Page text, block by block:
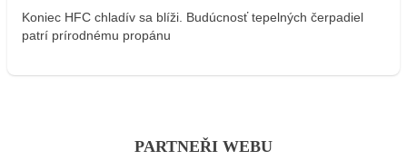
Koniec HFC chladív sa blíži. Budúcnosť tepelných čerpadiel
patrí prírodnému propánu
PARTNEŘI WEBU